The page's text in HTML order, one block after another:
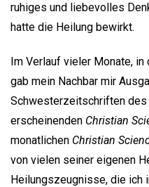
ruhiges und liebevolles
hatte die Heilung bewirkt.
Im Verlauf vieler Monate,
gab mein Nachbar mir
Schwesterzeitschriften des
erscheinenden Christian
monatlichen Christian
von vielen seiner eigenen
Heilungszeugnisse, die ich